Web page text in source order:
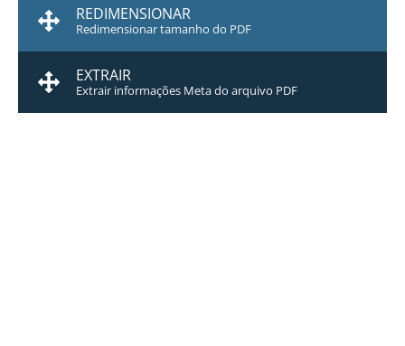
REDIMENSIONAR
Redimensionar tamanho do PDF
EXTRAIR
Extrair informações Meta do arquivo PDF